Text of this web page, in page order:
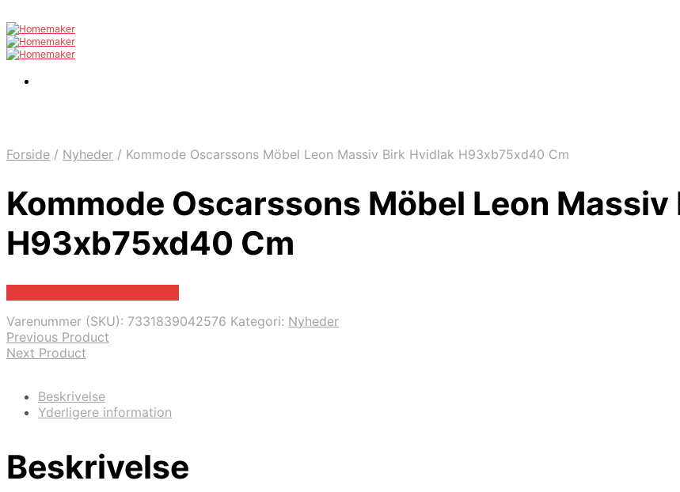
Forside / Nyheder / Kommode Oscarssons Möbel Leon Massiv Birk Hvidlak H93xb75xd40 Cm
Kommode Oscarssons Möbel Leon
H93xb75xd40 Cm
Varenummer (SKU): 7331839042576 Kategori: Nyheder
Previous Product
Next Product
Beskrivelse
Yderligere information
Beskrivelse